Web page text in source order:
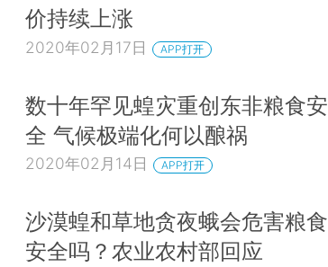
价持续上涨
2020年02月17日 APP打开
数十年罕见蝗灾重创东非粮食安
全 气候极端化何以酿祸
2020年02月14日 APP打开
沙漠蝗和草地贪夜蛾会危害粮食
安全吗？农业农村部回应